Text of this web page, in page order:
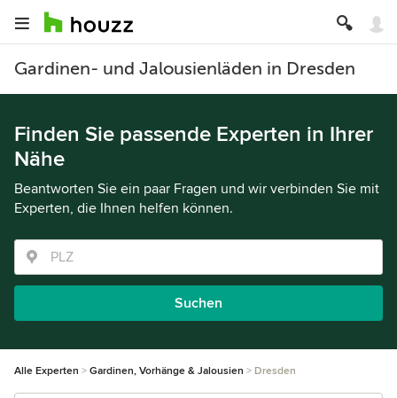
Gardinen- und Jalousienläden in Dresden
Finden Sie passende Experten in Ihrer
Nähe
Beantworten Sie ein paar Fragen und wir verbinden Sie mit
Experten, die Ihnen helfen können.
Suchen
Alle Experten Gardinen, Vorhänge & Jalousien Dresden